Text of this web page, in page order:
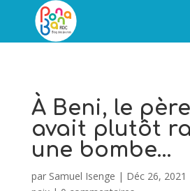
À Beni, le
avait plutôt
une bombe…
par Samuel Isenge | Déc 26, 2021